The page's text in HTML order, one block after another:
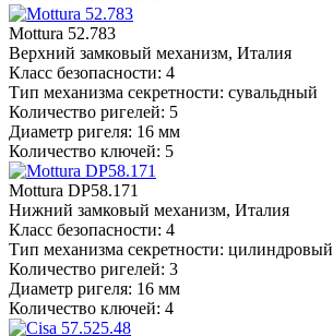
Mottura 52.783
Верхний замковый механизм, Италия
Класс безопасности: 4
Тип механизма секретности: сувальдный
Количество ригелей: 5
Диаметр ригеля: 16 мм
Количество ключей: 5
Mottura DP58.171
Нижний замковый механизм, Италия
Класс безопасности: 4
Тип механизма секретности: цилиндровый
Количество ригелей: 3
Диаметр ригеля: 16 мм
Количество ключей: 4